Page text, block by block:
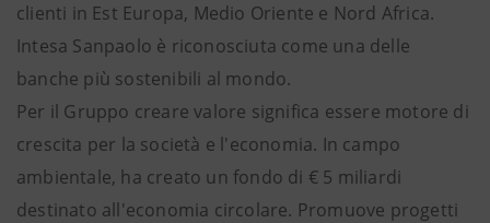
clienti in Est Europa, Medio Oriente e Nord Africa.
Intesa Sanpaolo è riconosciuta come una delle
banche più sostenibili al mondo.
Per il Gruppo creare valore significa essere motore di
crescita per la società e l'economia. In campo
ambientale, ha creato un fondo di € 5 miliardi
destinato all'economia circolare. Promuove progetti